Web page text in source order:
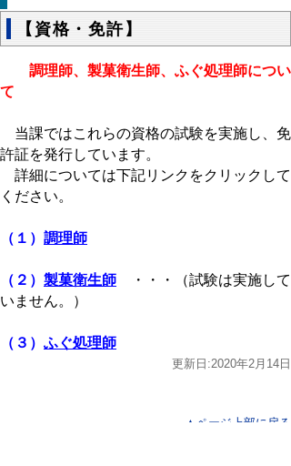
【資格・免許】
調理師、製菓衛生師、ふぐ処理師につい
て
当課ではこれらの資格の試験を実施し、免
許証を発行しています。
詳細については下記リンクをクリックして
ください。
（１） 調理師
（２） 製菓衛生師
・・・（試験は実施して
いません。）
（３） ふぐ処理師
更新日:2020年2月14日
▲ページ上部に戻る